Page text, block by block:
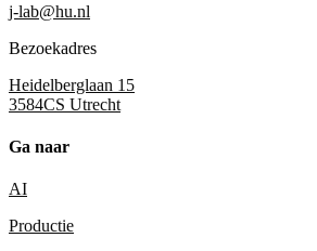
j-lab@hu.nl
Bezoekadres
Heidelberglaan 15
3584CS Utrecht
Ga naar
AI
Productie